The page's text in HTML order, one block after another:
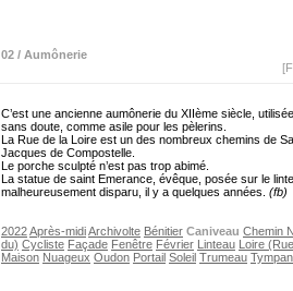
02 / Aumônerie
C’est une ancienne aumônerie du XIIème siècle,
sans doute, comme asile pour les pèlerins.
La Rue de la Loire est un des nombreux chemins de
Jacques de Compostelle.
Le porche sculpté n’est pas trop abimé.
La statue de saint Emerance, évêque, posée sur le
malheureusement disparu, il y a quelques années. (fb)
2022Après-midiArchivolte Bénitier Caniveau Chemin
du) Cycliste Façade Fenêtre Février Linteau Loire
Maison Nuageux Oudon Portail Soleil Trumeau Tympan